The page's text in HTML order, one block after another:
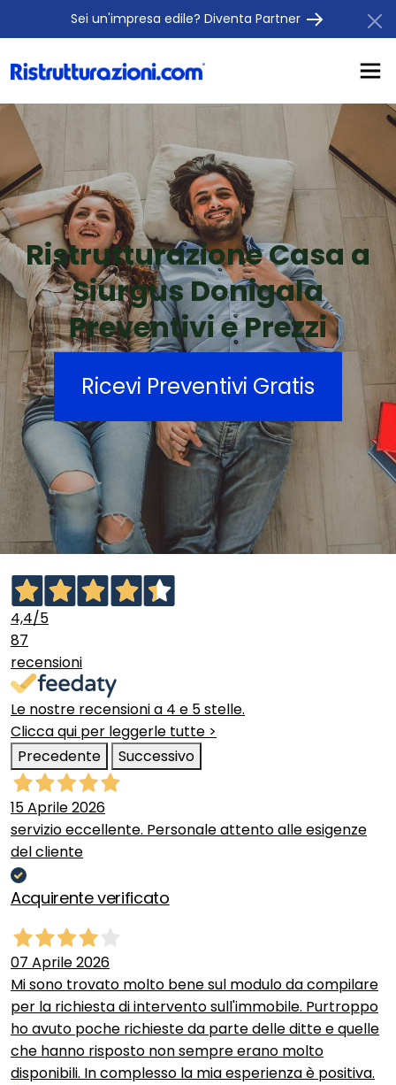
Sei un'impresa edile? Diventa Partner
Ristrutturazione Casa a
Siurgus Donigala
Preventivi e Prezzi
Ricevi Preventivi Gratis
4,4/5
87
recensioni
Le nostre recensioni a 4 e 5 stelle.
Clicca qui per leggerle tutte >
Precedente
Successivo
15 Aprile 2026
servizio eccellente. Personale attento alle esigenze
del cliente
Acquirente verificato
07 Aprile 2026
Mi sono trovato molto bene sul modulo da compilare
per la richiesta di intervento sull'immobile. Purtroppo
ho avuto poche richieste da parte delle ditte e quelle
che hanno risposto non sempre erano molto
disponibili. In complesso la mia esperienza è positiva.